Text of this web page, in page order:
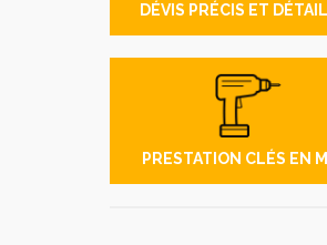
DÉVIS PRÉCIS ET
PRESTATION CLÉS EN